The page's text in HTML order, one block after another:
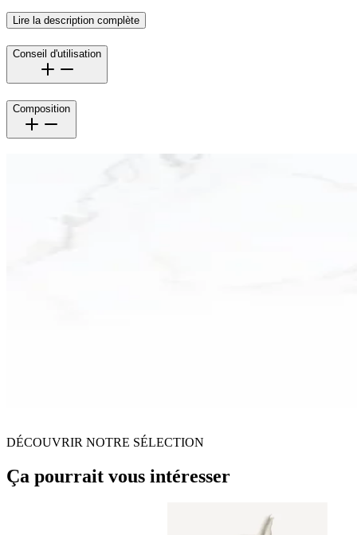
Lire la description complète
Conseil d'utilisation
Composition
DÉCOUVRIR NOTRE SÉLECTION
Ça pourrait vous intéresser